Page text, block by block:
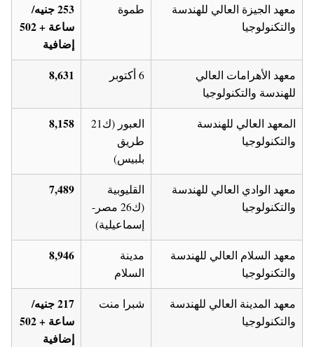
معهد الجيزة العالي للهندسة
والتكنولوجيا
طموة
253 جنيه/
ساعة + 502
إضافية
معهد الأهرامات العالي
للهندسة والتكنولوجيا
6 أكتوبر 8,631
المعهد العالي للهندسة
والتكنولوجيا
العبور (ك21
طريق
بلبيس)
8,158
معهد الوادي العالي للهندسة
والتكنولوجيا
القليوبية
(ك26 مصر-
إسماعيلية)
7,489
معهد السلام العالي للهندسة
والتكنولوجيا
مدينة
السلام
8,946
معهد المدينة العالي للهندسة
والتكنولوجيا
شبرا منت
217 جنيه/
ساعة + 502
إضافية